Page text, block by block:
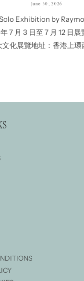
June 30, 2026
Exhibition by
7 月 3 日至 7 月 12 日
化展覽地址：香港上環